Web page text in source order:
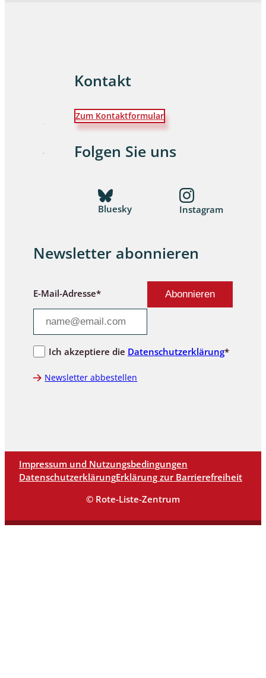
Kontakt
Zum Kontaktformular
Folgen Sie uns
Bluesky Instagram
Newsletter abonnieren
E-Mail-Adresse*
Ich akzeptiere die Datenschutzerklärung*
Newsletter abbestellen
Impressum und Nutzungsbedingungen
DatenschutzerklärungErklärung zur Barrierefreiheit
© Rote-Liste-Zentrum